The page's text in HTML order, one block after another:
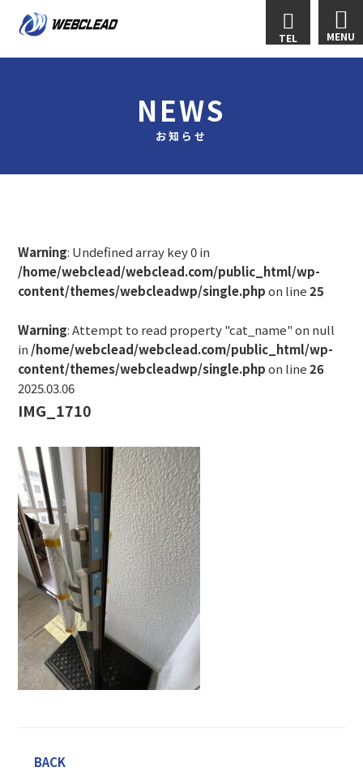
MENU
TEL
NEWS
お知らせ
Warning: Undefined array key 0 in
/home/webclead/webclead.com/public_html/wp-
content/themes/webcleadwp/single.phpon line25
Warning: Attempt to read property "cat_name" on null
in /home/webclead/webclead.com/public_html/wp-
content/themes/webcleadwp/single.phpon line26
2025.03.06
IMG_1710
BACK